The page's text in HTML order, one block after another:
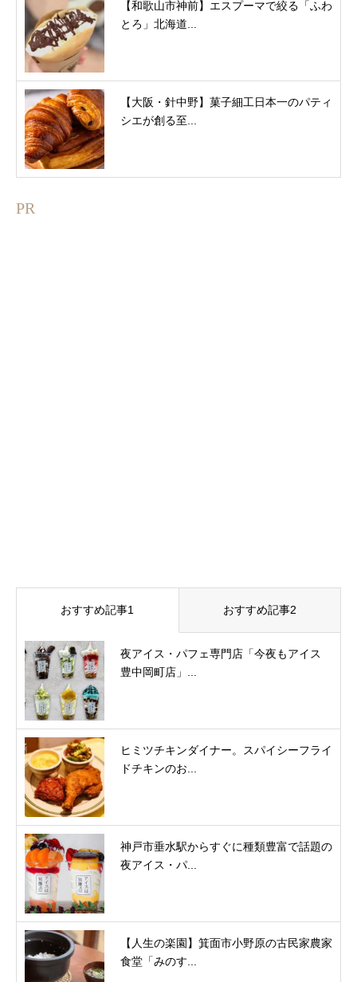
【和歌山市神前】エスプーマで絞る「ふわ
とろ」北海道...
【大阪・針中野】菓子細工日本一のパティ
シエが創る至...
PR
おすすめ記事1 おすすめ記事2
夜アイス・パフェ専門店「今夜もアイス
豊中岡町店」...
ヒミツチキンダイナー。スパイシーフライ
ドチキンのお...
神戸市垂水駅からすぐに種類豊富で話題の
夜アイス・パ...
【人生の楽園】箕面市小野原の古民家農家
食堂「みのす...